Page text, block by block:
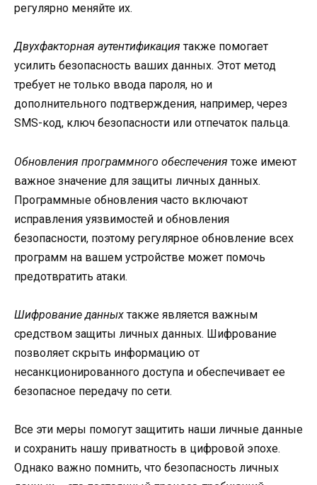
регулярно меняйте их.
Двухфакторная аутентификация также помогает
усилить безопасность ваших данных. Этот метод
требует не только ввода пароля, но и
дополнительного подтверждения, например, через
SMS-код, ключ безопасности или отпечаток пальца.
Обновления программного обеспечения тоже имеют
важное значение для защиты личных данных.
Программные обновления часто включают
исправления уязвимостей и обновления
безопасности, поэтому регулярное обновление всех
программ на вашем устройстве может помочь
предотвратить атаки.
Шифрование данных также является важным
средством защиты личных данных. Шифрование
позволяет скрыть информацию от
несанкционированного доступа и обеспечивает ее
безопасное передачу по сети.
Все эти меры помогут защитить наши личные данные
и сохранить нашу приватность в цифровой эпохе.
Однако важно помнить, что безопасность личных